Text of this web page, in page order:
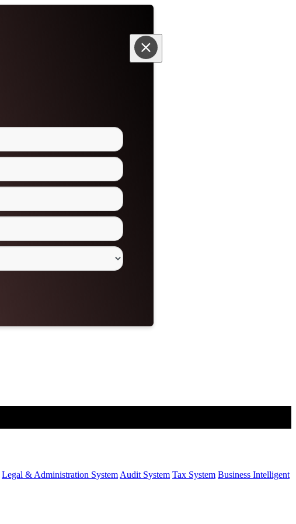
Legal & Administration System Audit System Tax System Business Intelligent